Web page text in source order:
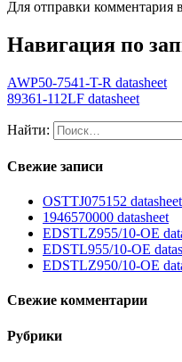
Для отправки комментария
Навигация по
AWP50-7541-T-R datasheet
89361-112LF datasheet
Найти:
Свежие записи
OSTTJ075152 datasheet
1946570000 datasheet
EDSTLZ955/10-OE
EDSTL955/10-OE
EDSTLZ950/10-OE
Свежие комментарии
Рубрики